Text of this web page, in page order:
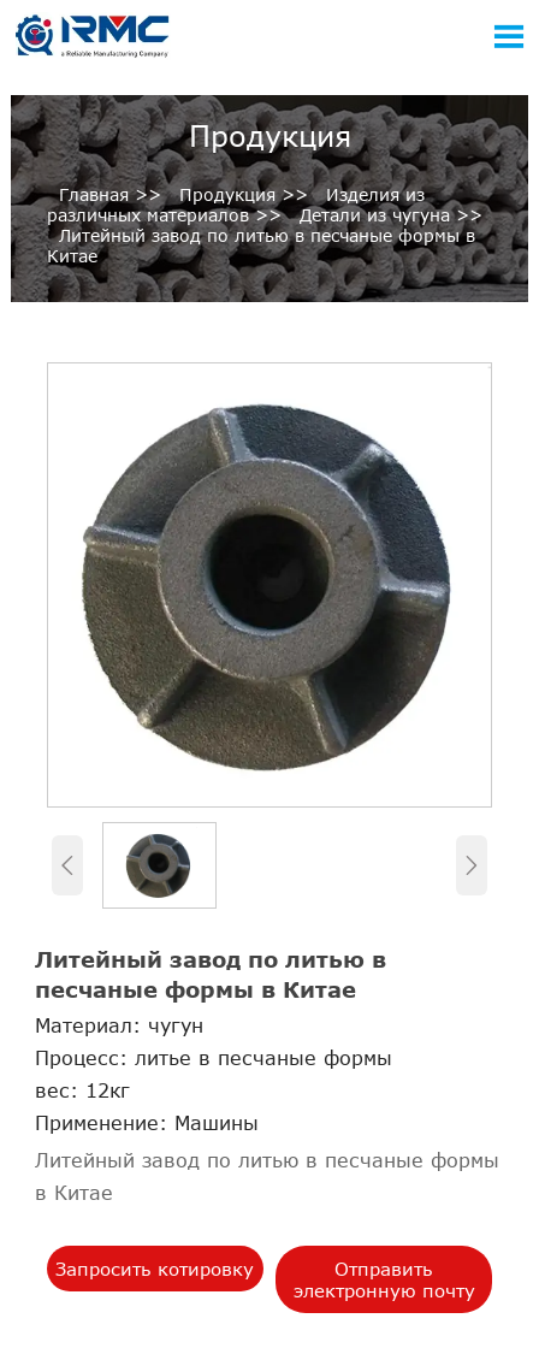

Продукция
Главная>> Продукция>> Изделия из
различных материалов>> Детали из чугуна>>
Литейный завод по литью в песчаные формы в
Китае
 
Литейный завод по литью в
песчаные формы в Китае
Материал: чугун
Процесс: литье в песчаные формы
вес: 12кг
Применение: Машины
Литейный завод по литью в песчаные формы
в Китае
Запросить котировку
Отправить
электронную почту